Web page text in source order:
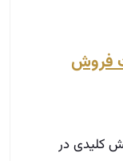
و
و جذاب
می‌شود.
بررسی